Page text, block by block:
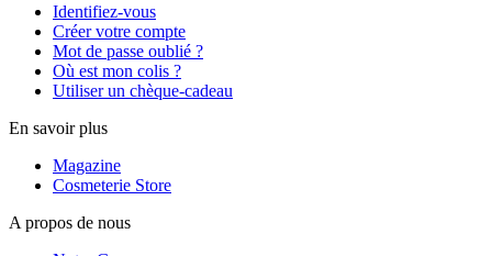
Identifiez-vous
Créer votre compte
Mot de passe oublié ?
Où est mon colis ?
Utiliser un chèque-cadeau
En savoir plus
Magazine
Cosmeterie Store
A propos de nous